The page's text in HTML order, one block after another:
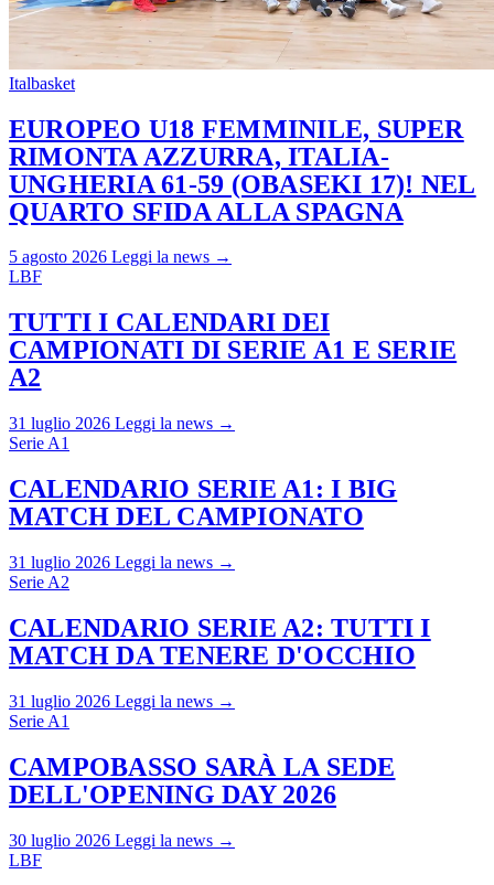
Italbasket
EUROPEO U18 FEMMINILE, SUPER
RIMONTA AZZURRA, ITALIA-
UNGHERIA 61-59 (OBASEKI 17)! NEL
QUARTO SFIDA ALLA SPAGNA
5 agosto 2026 Leggi la news →
LBF
TUTTI I CALENDARI DEI
CAMPIONATI DI SERIE A1 E SERIE
A2
31 luglio 2026 Leggi la news →
Serie A1
CALENDARIO SERIE A1: I BIG
MATCH DEL CAMPIONATO
31 luglio 2026 Leggi la news →
Serie A2
CALENDARIO SERIE A2: TUTTI I
MATCH DA TENERE D'OCCHIO
31 luglio 2026 Leggi la news →
Serie A1
CAMPOBASSO SARÀ LA SEDE
DELL'OPENING DAY 2026
30 luglio 2026 Leggi la news →
LBF